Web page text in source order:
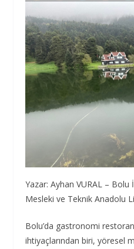
Yazar: Ayhan VURAL –
Mesleki ve Teknik Anadolu
Bolu’da gastronomi
ihtiyaçlarından biri, yöresel